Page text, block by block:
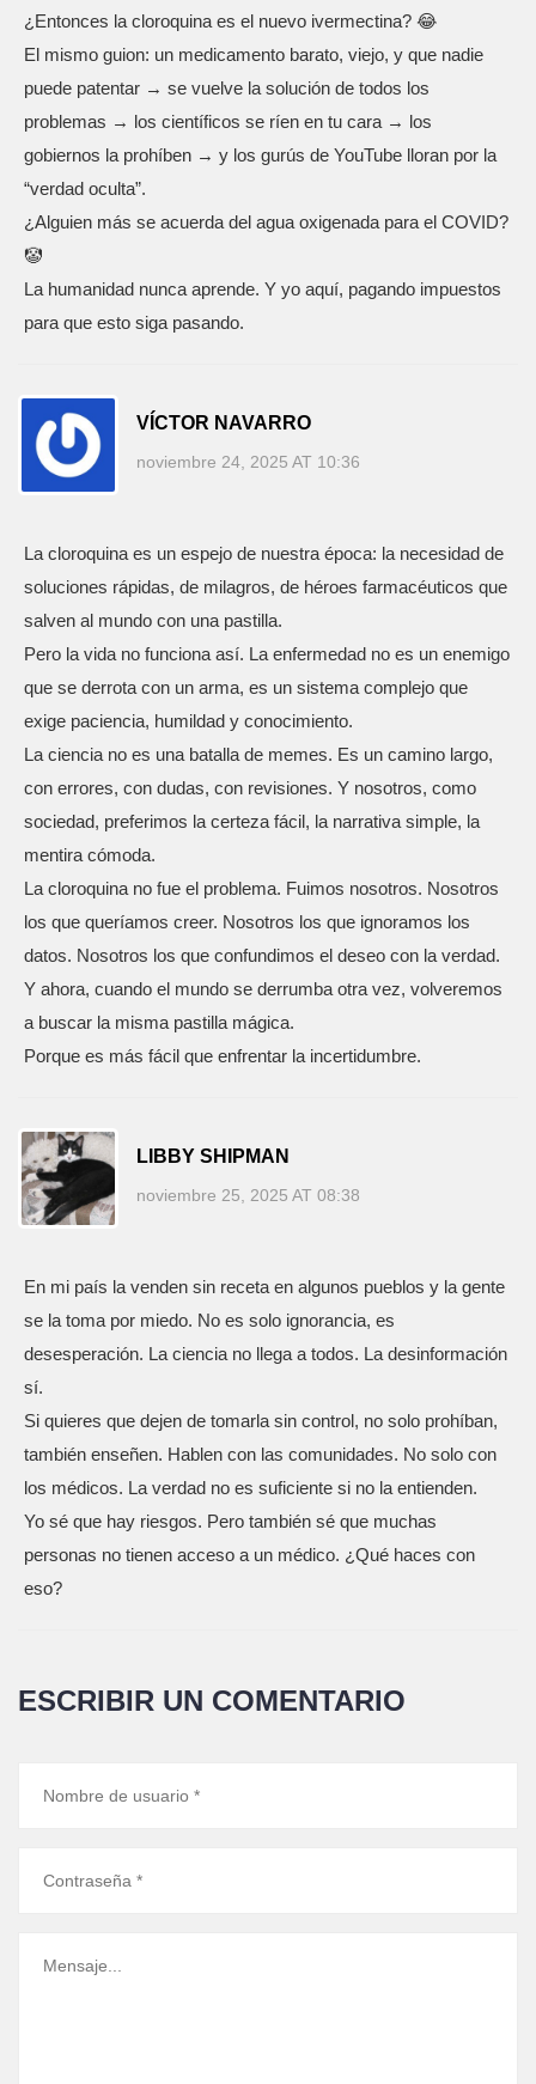
¿Entonces la cloroquina es el nuevo ivermectina? 😂
El mismo guion: un medicamento barato, viejo, y que nadie
puede patentar → se vuelve la solución de todos los
problemas → los científicos se ríen en tu cara → los
gobiernos la prohíben → y los gurús de YouTube lloran por la
“verdad oculta”.
¿Alguien más se acuerda del agua oxigenada para el COVID?
🤡
La humanidad nunca aprende. Y yo aquí, pagando impuestos
para que esto siga pasando.
VÍCTOR NAVARRO
noviembre 24, 2025 AT 10:36
La cloroquina es un espejo de nuestra época: la necesidad de
soluciones rápidas, de milagros, de héroes farmacéuticos que
salven al mundo con una pastilla.
Pero la vida no funciona así. La enfermedad no es un enemigo
que se derrota con un arma, es un sistema complejo que
exige paciencia, humildad y conocimiento.
La ciencia no es una batalla de memes. Es un camino largo,
con errores, con dudas, con revisiones. Y nosotros, como
sociedad, preferimos la certeza fácil, la narrativa simple, la
mentira cómoda.
La cloroquina no fue el problema. Fuimos nosotros. Nosotros
los que queríamos creer. Nosotros los que ignoramos los
datos. Nosotros los que confundimos el deseo con la verdad.
Y ahora, cuando el mundo se derrumba otra vez, volveremos
a buscar la misma pastilla mágica.
Porque es más fácil que enfrentar la incertidumbre.
LIBBY SHIPMAN
noviembre 25, 2025 AT 08:38
En mi país la venden sin receta en algunos pueblos y la gente
se la toma por miedo. No es solo ignorancia, es
desesperación. La ciencia no llega a todos. La desinformación
sí.
Si quieres que dejen de tomarla sin control, no solo prohíban,
también enseñen. Hablen con las comunidades. No solo con
los médicos. La verdad no es suficiente si no la entienden.
Yo sé que hay riesgos. Pero también sé que muchas
personas no tienen acceso a un médico. ¿Qué haces con
eso?
ESCRIBIR UN COMENTARIO